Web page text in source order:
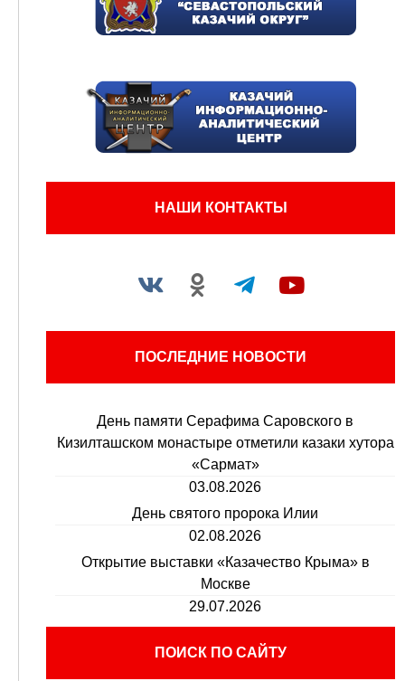
НАШИ КОНТАКТЫ
ПОСЛЕДНИЕ НОВОСТИ
День памяти Серафима Саровского в
Кизилташском монастыре отметили казаки хутора
«Сармат»
03.08.2026
День святого пророка Илии
02.08.2026
Открытие выставки «Казачество Крыма» в
Москве
29.07.2026
ПОИСК ПО САЙТУ